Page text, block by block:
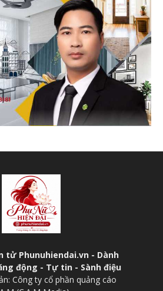
tử Phunuhiendai.vn - Dành
động - Tự tin - Sành điệu
Công ty cổ phần quảng cáo